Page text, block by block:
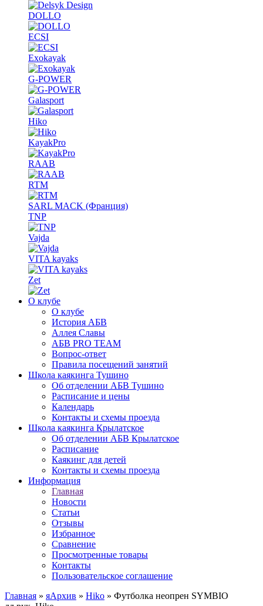
DOLLO
ECSI
Exokayak
G-POWER
Galasport
Hiko
KayakPro
RAAB
RTM
SARL MACK (Франция)
TNP
Vajda
VITA kayaks
Zet
О клубе
О клубе
История АБВ
Аллея Славы
АБВ PRO TEAM
Вопрос-ответ
Правила посещений занятий
Школа каякинга Тушино
Об отделении АБВ Тушино
Расписание и цены
Календарь
Контакты и схемы проезда
Школа каякинга Крылатское
Об отделении АБВ Крылатское
Расписание
Каякинг для детей
Контакты и схемы проезда
Информация
Главная
Новости
Статьи
Отзывы
Избранное
Сравнение
Просмотренные товары
Контакты
Пользовательское соглашение
Главная » яАрхив » Hiko » Футболка неопрен SYMBIO